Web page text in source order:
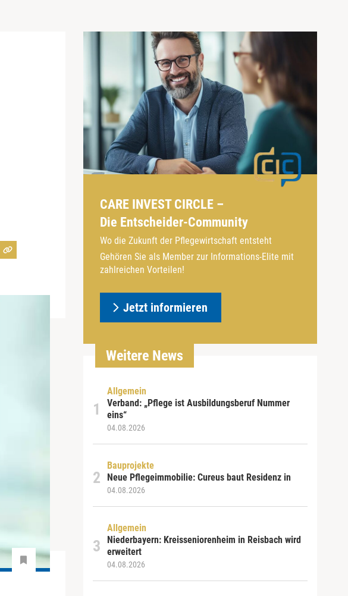
CARE INVEST CIRCLE –
Die Entscheider-Community
Wo die Zukunft der Pflegewirtschaft entsteht
Gehören Sie als Member zur Informations-Elite mit
zahlreichen Vorteilen!
Jetzt informieren
Weitere News
Allgemein
Verband: „Pflege ist Ausbildungsberuf Nummer
eins“
04.08.2026
Bauprojekte
Neue Pflegeimmobilie: Cureus baut Residenz in
04.08.2026
Allgemein
Niederbayern: Kreisseniorenheim in Reisbach wird
erweitert
04.08.2026